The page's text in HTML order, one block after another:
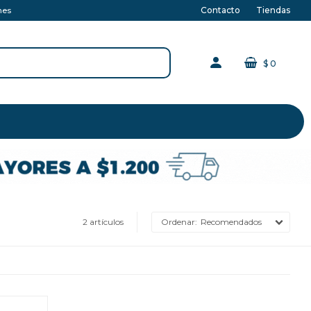
$ 0
Contacto Tiendas
2 artículos Recomendados